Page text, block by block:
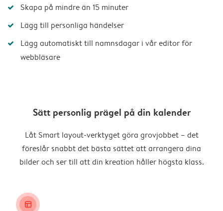
Skapa på mindre än 15 minuter
Lägg till personliga händelser
Lägg automatiskt till namnsdagar i vår editor för
webbläsare
Sätt personlig prägel på din kalender
Låt Smart layout-verktyget göra grovjobbet – det
föreslår snabbt det bästa sättet att arrangera dina
bilder och ser till att din kreation håller högsta klass.
layout_alt